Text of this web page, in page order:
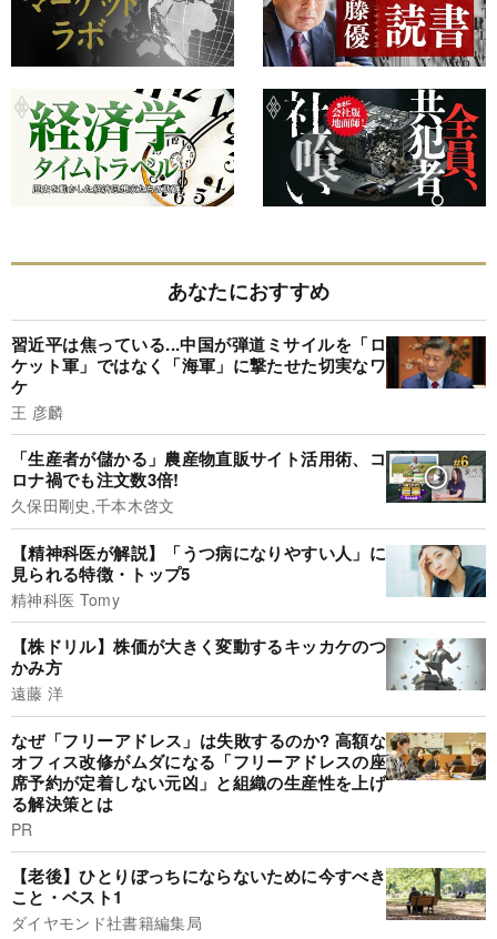
あなたにおすすめ
習近平は焦っている...中国が弾道ミサイルを「ロ
ケット軍」ではなく「海軍」に撃たせた切実なワ
ケ
王 彦麟
「生産者が儲かる」農産物直販サイト活用術、コ
ロナ禍でも注文数3倍!
久保田剛史,千本木啓文
【精神科医が解説】「うつ病になりやすい人」に
見られる特徴・トップ5
精神科医 Tomy
【株ドリル】株価が大きく変動するキッカケのつ
かみ方
遠藤 洋
なぜ「フリーアドレス」は失敗するのか? 高額な
オフィス改修がムダになる「フリーアドレスの座
席予約が定着しない元凶」と組織の生産性を上げ
る解決策とは
PR
【老後】ひとりぼっちにならないために今すべき
こと・ベスト1
ダイヤモンド社書籍編集局